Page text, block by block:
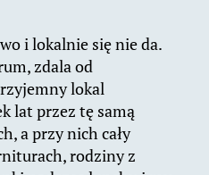
i lokalnie się nie da.
zdala od
lokal
lat przez tę samą
a przy nich cały
rodziny z